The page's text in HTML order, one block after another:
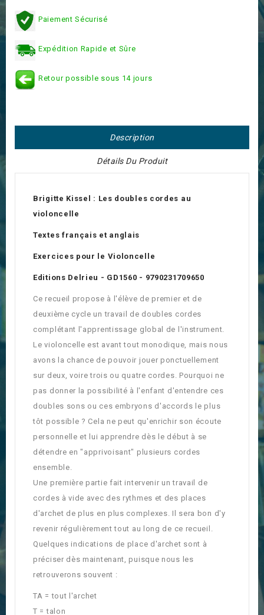
Paiement Sécurisé
Expédition Rapide et Sûre
Retour possible sous 14 jours
Description
Détails Du Produit
Brigitte Kissel : Les doubles cordes au
violoncelle
Textes français et anglais
Exercices pour le Violoncelle
Editions Delrieu - GD1560 - 9790231709650
Ce recueil propose à l'élève de premier et de
deuxième cycle un travail de doubles cordes
complétant l'apprentissage global de l'instrument.
Le violoncelle est avant tout monodique, mais nous
avons la chance de pouvoir jouer ponctuellement
sur deux, voire trois ou quatre cordes. Pourquoi ne
pas donner la possibilité à l'enfant d'entendre ces
doubles sons ou ces embryons d'accords le plus
tôt possible ? Cela ne peut qu'enrichir son écoute
personnelle et lui apprendre dès le début à se
détendre en "apprivoisant" plusieurs cordes
ensemble.
Une première partie fait intervenir un travail de
cordes à vide avec des rythmes et des places
d'archet de plus en plus complexes. Il sera bon d'y
revenir régulièrement tout au long de ce recueil.
Quelques indications de place d'archet sont à
préciser dès maintenant, puisque nous les
retrouverons souvent :
TA = tout l'archet
T = talon